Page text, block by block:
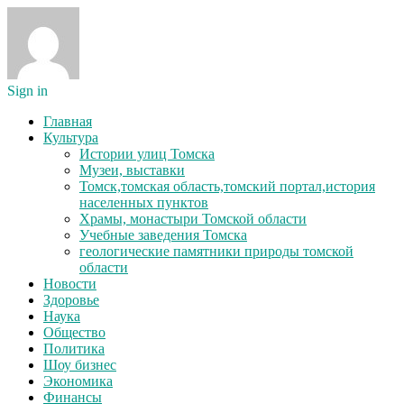
Sign in
Главная
Культура
Истории улиц Томска
Музеи, выставки
Томск,томская область,томский портал,история
населенных пунктов
Храмы, монастыри Томской области
Учебные заведения Томска
геологические памятники природы томской
области
Новости
Здоровье
Наука
Общество
Политика
Шоу бизнес
Экономика
Финансы